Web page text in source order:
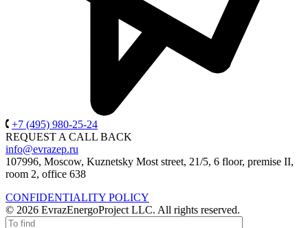
+7 (495) 980-25-24
REQUEST A CALL BACK
info@evrazep.ru
107996, Moscow, Kuznetsky Most street, 21/5, 6 floor, premise II,
room 2, office 638
CONFIDENTIALITY POLICY
© 2026 EvrazEnergoProject LLC. All rights reserved.